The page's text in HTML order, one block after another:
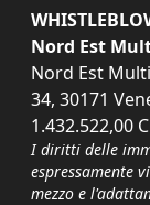
Nord Est
Nord Est
34, 30171
1.432.522,00
I diritti delle
espressamente
mezzo e